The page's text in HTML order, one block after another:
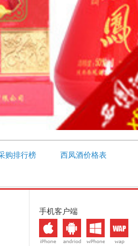
购排行榜 西凤酒价格表
手机客户端